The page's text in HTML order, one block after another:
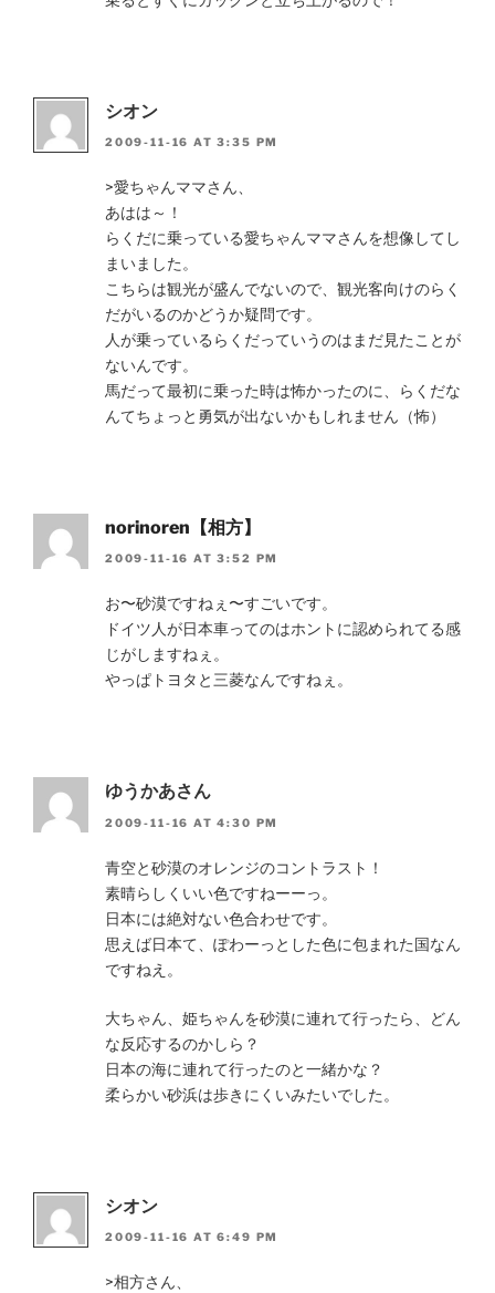
シオン
2009-11-16 AT 3:35 PM
>愛ちゃんママさん、
あはは～！
らくだに乗っている愛ちゃんママさんを想像してし
まいました。
こちらは観光が盛んでないので、観光客向けのらく
だがいるのかどうか疑問です。
人が乗っているらくだっていうのはまだ見たことが
ないんです。
馬だって最初に乗った時は怖かったのに、らくだな
んてちょっと勇気が出ないかもしれません（怖）
norinoren【相方】
2009-11-16 AT 3:52 PM
お〜砂漠ですねぇ〜すごいです。
ドイツ人が日本車ってのはホントに認められてる感
じがしますねぇ。
やっぱトヨタと三菱なんですねぇ。
ゆうかあさん
2009-11-16 AT 4:30 PM
青空と砂漠のオレンジのコントラスト！
素晴らしくいい色ですねーーっ。
日本には絶対ない色合わせです。
思えば日本て、ぽわーっとした色に包まれた国なん
ですねえ。
大ちゃん、姫ちゃんを砂漠に連れて行ったら、どん
な反応するのかしら？
日本の海に連れて行ったのと一緒かな？
柔らかい砂浜は歩きにくいみたいでした。
シオン
2009-11-16 AT 6:49 PM
>相方さん、